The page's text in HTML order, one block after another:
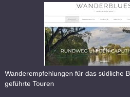
Wanderempfehlungen für das südliche
geführte Touren